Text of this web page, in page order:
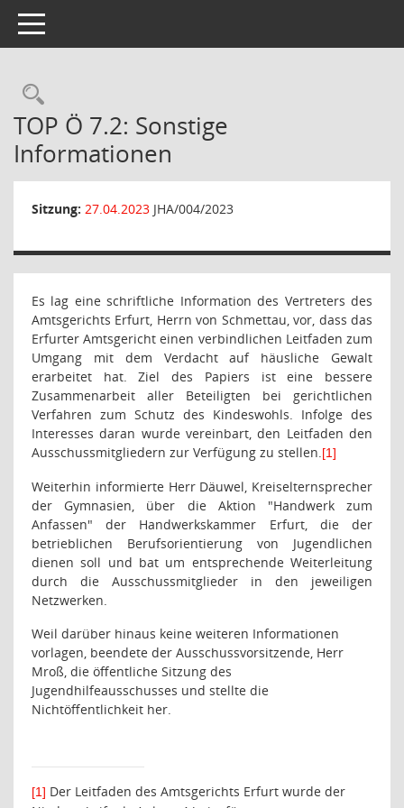
Toggle navigation
Rechercheauswahl
TOP Ö 7.2: Sonstige
Informationen
Sitzung: 27.04.2023 JHA/004/2023
Es lag eine schriftliche Information des Vertreters des
Amtsgerichts Erfurt, Herrn von Schmettau, vor, dass das
Erfurter Amtsgericht einen verbindlichen Leitfaden zum
Umgang mit dem Verdacht auf häusliche Gewalt
erarbeitet hat. Ziel des Papiers ist eine bessere
Zusammenarbeit aller Beteiligten bei gerichtlichen
Verfahren zum Schutz des Kindeswohls. Infolge des
Interesses daran wurde vereinbart, den Leitfaden den
Ausschussmitgliedern zur Verfügung zu stellen.[1]
Weiterhin informierte Herr Däuwel, Kreiselternsprecher
der Gymnasien, über die Aktion "Handwerk zum
Anfassen" der Handwerkskammer Erfurt, die der
betrieblichen Berufsorientierung von Jugendlichen
dienen soll und bat um entsprechende Weiterleitung
durch die Ausschussmitglieder in den jeweiligen
Netzwerken.
Weil darüber hinaus keine weiteren Informationen
vorlagen, beendete der Ausschussvorsitzende, Herr
Mroß, die öffentliche Sitzung des
Jugendhilfeausschusses und stellte die
Nichtöffentlichkeit her.
[1] Der Leitfaden des Amtsgerichts Erfurt wurde der